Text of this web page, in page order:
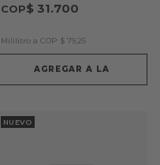
$ 31.700
Mililitro a COP $ 79, 25
AGREGAR A LA
NUEVO